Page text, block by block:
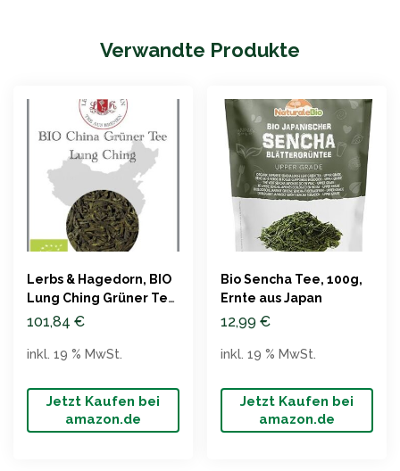
Verwandte Produkte
Lerbs & Hagedorn, BIO
Lung Ching Grüner Tee
1kg
101,84 €
Jetzt Kaufen bei
amazon.de
inkl. 19 % MwSt.
Bio Sencha Tee, 100g,
Ernte aus Japan
12,99 €
Jetzt Kaufen bei
amazon.de
inkl. 19 % MwSt.